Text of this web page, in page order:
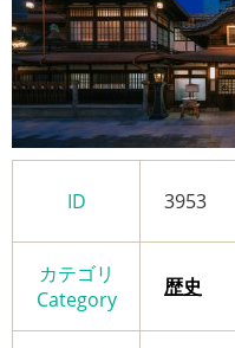
ID 3953
カテゴリ
Category
歴史